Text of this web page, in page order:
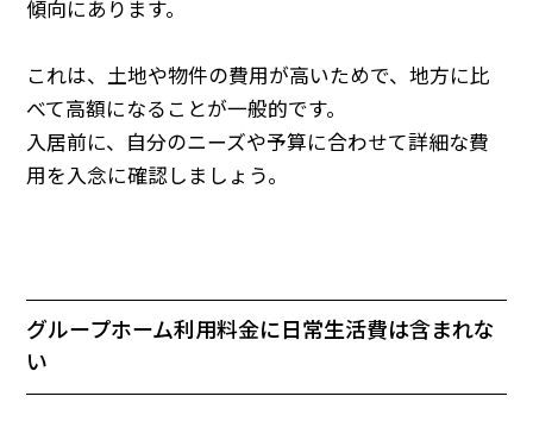
傾向にあります。
これは、土地や物件の費用が高いためで、地方に比
べて高額になることが一般的です。
入居前に、自分のニーズや予算に合わせて詳細な費
用を入念に確認しましょう。
グループホーム利用料金に日常生活費は含まれな
い